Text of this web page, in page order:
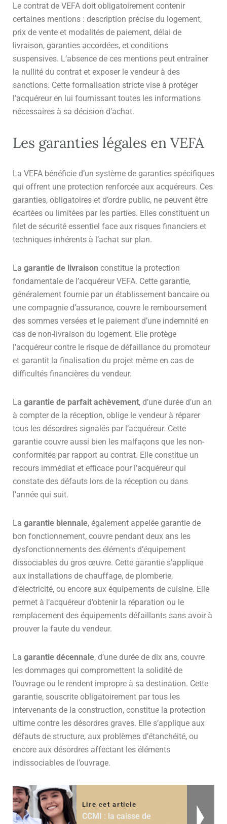
Le contrat de VEFA doit obligatoirement contenir
certaines mentions : description précise du logement,
prix de vente et modalités de paiement, délai de
livraison, garanties accordées, et conditions
suspensives. L’absence de ces mentions peut entraîner
la nullité du contrat et exposer le vendeur à des
sanctions. Cette formalisation stricte vise à protéger
l’acquéreur en lui fournissant toutes les informations
nécessaires à sa décision d’achat.
Les garanties légales en VEFA
La VEFA bénéficie d’un système de garanties spécifiques
qui offrent une protection renforcée aux acquéreurs. Ces
garanties, obligatoires et d’ordre public, ne peuvent être
écartées ou limitées par les parties. Elles constituent un
filet de sécurité essentiel face aux risques financiers et
techniques inhérents à l’achat sur plan.
La garantie de livraison constitue la protection
fondamentale de l’acquéreur VEFA. Cette garantie,
généralement fournie par un établissement bancaire ou
une compagnie d’assurance, couvre le remboursement
des sommes versées et le paiement d’une indemnité en
cas de non-livraison du logement. Elle protège
l’acquéreur contre le risque de défaillance du promoteur
et garantit la finalisation du projet même en cas de
difficultés financières du vendeur.
La garantie de parfait achèvement, d’une durée d’un an
à compter de la réception, oblige le vendeur à réparer
tous les désordres signalés par l’acquéreur. Cette
garantie couvre aussi bien les malfaçons que les non-
conformités par rapport au contrat. Elle constitue un
recours immédiat et efficace pour l’acquéreur qui
constate des défauts lors de la réception ou dans
l’année qui suit.
La garantie biennale, également appelée garantie de
bon fonctionnement, couvre pendant deux ans les
dysfonctionnements des éléments d’équipement
dissociables du gros œuvre. Cette garantie s’applique
aux installations de chauffage, de plomberie,
d’électricité, ou encore aux équipements de cuisine. Elle
permet à l’acquéreur d’obtenir la réparation ou le
remplacement des équipements défaillants sans avoir à
prouver la faute du vendeur.
La garantie décennale, d’une durée de dix ans, couvre
les dommages qui compromettent la solidité de
l’ouvrage ou le rendent impropre à sa destination. Cette
garantie, souscrite obligatoirement par tous les
intervenants de la construction, constitue la protection
ultime contre les désordres graves. Elle s’applique aux
défauts de structure, aux problèmes d’étanchéité, ou
encore aux désordres affectant les éléments
indissociables de l’ouvrage.
Lire cet article
CCMI : la caisse de